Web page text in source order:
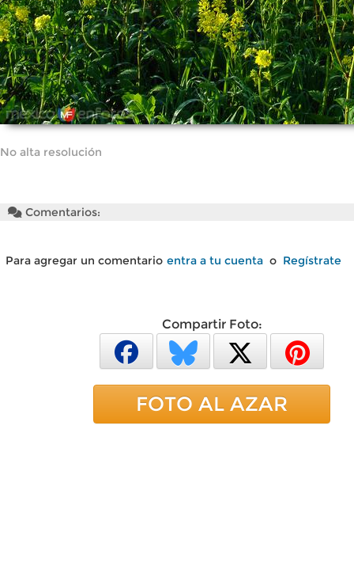
No alta resolución
Comentarios:
Para agregar un comentario entra a tu cuenta o Regístrate
Compartir Foto:
FOTO AL AZAR